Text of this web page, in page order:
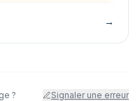
→
? Signaler une erreur